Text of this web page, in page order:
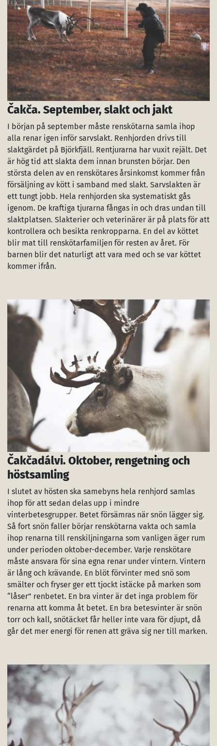
Čakča. September, slakt och jakt
I början på september måste renskötarna samla ihop
alla renar igen inför sarvslakt. Renhjorden drivs till
slaktgärdet på Björkfjäll. Rentjurarna har vuxit rejält. Det
är hög tid att slakta dem innan brunsten börjar. Den
största delen av en renskötares årsinkomst kommer från
försäljning av kött i samband med slakt. Sarvslakten är
ett tungt jobb. Hela renhjorden ska systematiskt gås
igenom. De kraftiga tjurarna fångas in och dras undan till
slaktplatsen. Slakterier och veterinärer är på plats för att
kontrollera och besikta renkropparna. En del av köttet
blir mat till renskötarfamiljen för resten av året. För
barnen blir det naturligt att vara med och se var köttet
kommer ifrån.
Čakčadálvi. Oktober, rengetning och
höstsamling
I slutet av hösten ska samebyns hela renhjord samlas
ihop för att sedan delas upp i mindre
vinterbetesgrupper. Betet försämras när snön lägger sig.
Så fort snön faller börjar renskötarna vakta och samla
ihop renarna till renskiljningarna som vanligen äger rum
under perioden oktober-december. Varje renskötare
måste ansvara för sina egna renar under vintern. Vintern
är lång och krävande. En blöt förvinter med snö som
smälter och fryser ger ett tjockt istäcke på marken som
“låser” renbetet. En bra vinter är det inga problem för
renarna att komma åt betet. En bra betesvinter är snön
torr och kall, snötäcket får heller inte vara för djupt, då
går det mer energi för renen att gräva sig ner till marken.